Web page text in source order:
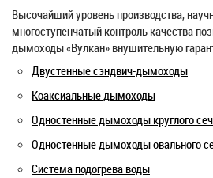
Высочайший уровень производства,
многоступенчатый контроль качества
дымоходы «Вулкан» внушительную
Двустенные сэндвич-дымоходы
Коаксиальные дымоходы
Одностенные дымоходы круглого
Одностенные дымоходы овального
Система подогрева воды